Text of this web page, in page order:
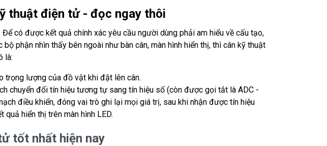
thuật điện tử - đọc ngay thôi
có được kết quả chính xác yêu cầu người dùng phải am hiểu về cấu tạo,
phận nhìn thấy bên ngoài như bàn cân, màn hình hiển thị, thì cân kỹ thuật
là:
trọng lượng của đồ vật khi đặt lên cân.
chuyển đổi tín hiệu tương tự sang tín hiệu số (còn được gọi tắt là ADC -
điều khiển, đóng vai trò ghi lại mọi giá trị, sau khi nhận được tín hiệu
hiển thị trên màn hình LED.
tốt nhất hiện nay